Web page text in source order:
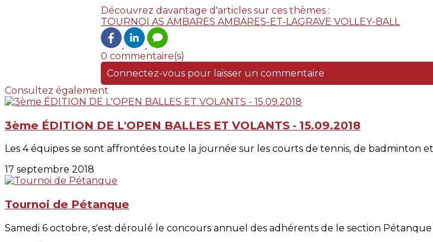
Découvrez davantage d'articles sur ces thèmes :
TOURNOI AS AMBARES AMBARES-ET-LAGRAVE VOLLEY-BALL
0 commentaire(s)
Connectez-vous pour laisser un commentaire
Consultez également
3ème ÉDITION DE L'OPEN BALLES ET VOLANTS - 15.09.2018
Les 4 équipes se sont affrontées toute la journée sur les courts de tennis, de badminton et
17 septembre 2018
Tournoi de Pétanque
Samedi 6 octobre, s'est déroulé le concours annuel des adhérents de le section Pétanque